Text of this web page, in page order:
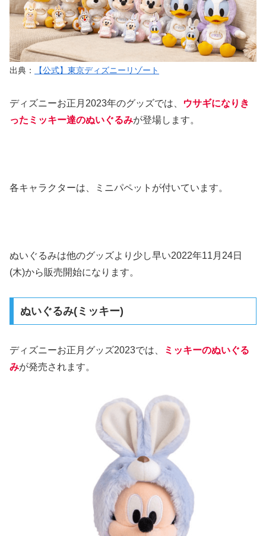
出典： 【公式】東京ディズニーリゾート
ディズニーお正月2023年のグッズでは、
ウサギになりき
ったミッキー達のぬいぐるみが登場します。
各キャラクターは、ミニパペットが付いています。
ぬいぐるみは他のグッズより少し早い2022年11月24日
(木)から販売開始になります。
ぬいぐるみ(ミッキー)
ディズニーお正月グッズ2023では、
ミッキーのぬいぐる
みが発売されます。